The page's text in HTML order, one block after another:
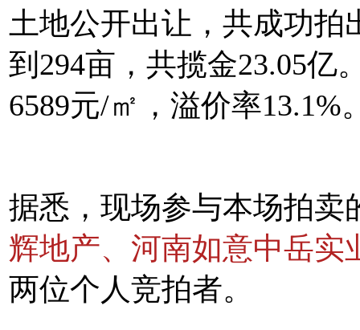
土地公开出让，共成功
到294亩，共揽金23.05亿
6589元/㎡，溢价率13.1%
据悉，现场参与本场拍卖
辉地产、河南如意中岳实
两位个人竞拍者。